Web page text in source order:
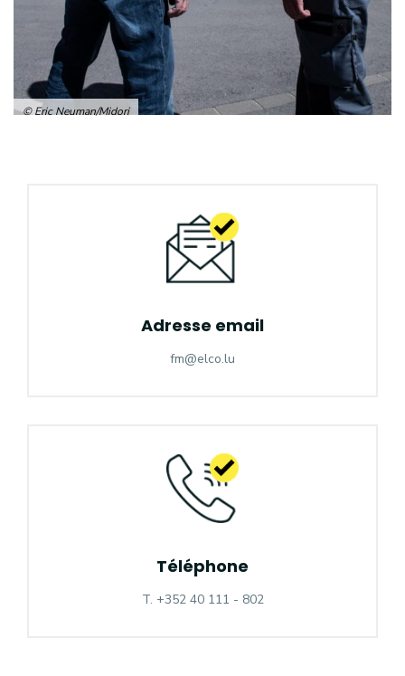
© Eric Neuman/Midori
Adresse email
fm@elco.lu
Téléphone
T. +352 40 111 - 802